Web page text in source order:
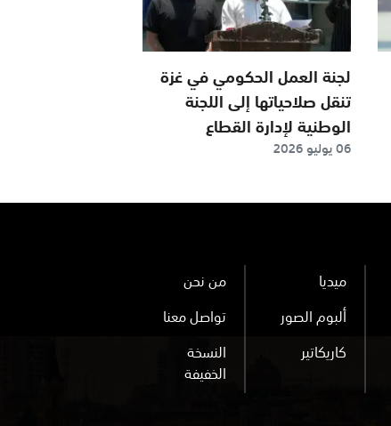
لجنة العمل الحكومي في غزة
تنقل صلاحياتها إلى اللجنة
الوطنية لإدارة القطاع
06 يوليو 2026
ميديا من نحن
ألبوم الصور تواصل معنا
كاريكاتير
النسخة
الخفيفة